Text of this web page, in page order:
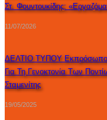
Στ. Φουντουκίδης:
11/07/2026
ΔΕΛΤΙΟ ΤΥΠΟΥ Εκπρόσωπος
Για Τη Γενοκτονία Των
Σταμενίτης
19/05/2025